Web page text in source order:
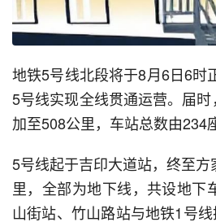
地铁5号线北段将于8月6日6时
5号线实现全线贯通运营。届
加至508公里，车站总数由234
5号线起于吉印大道站，终至
里，全部为地下线，共设地下
山街站、竹山路站与地铁1号